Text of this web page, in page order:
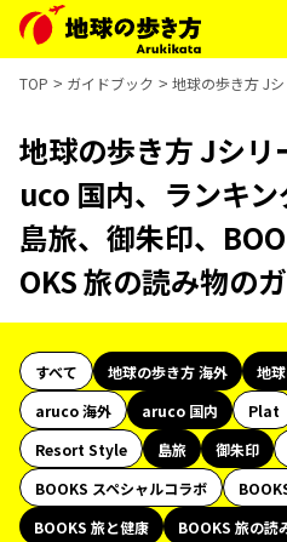
TOP ガイドブック 地球の歩き方 J
地球の歩き方 Jシ
uco 国内、ランキン
島旅、御朱印、
OKS 旅の読み物の
すべて 地球の歩き方 海外
地
aruco 海外
aruco 国内 Plat
Resort Style
島旅 御朱印
BOOKS スペシャルコラボ
BOOKS 旅と健康
BOOKS 旅の読